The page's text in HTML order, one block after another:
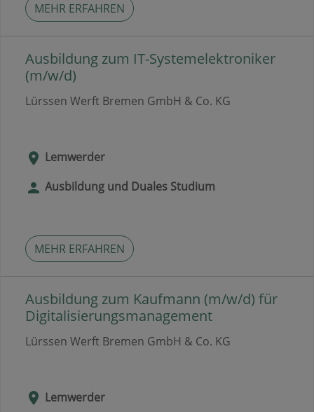
MEHR ERFAHREN
Ausbildung zum IT-Systemelektroniker
(m/w/d)
Lürssen Werft Bremen GmbH & Co. KG
Lemwerder
Ausbildung und Duales Studium
MEHR ERFAHREN
Ausbildung zum Kaufmann (m/w/d) für
Digitalisierungsmanagement
Lürssen Werft Bremen GmbH & Co. KG
Lemwerder